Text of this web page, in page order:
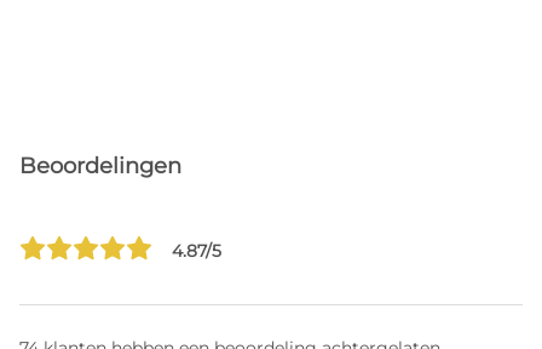
Beoordelingen
4.87/5